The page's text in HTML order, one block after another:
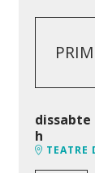
dissabte
h
TEATRE